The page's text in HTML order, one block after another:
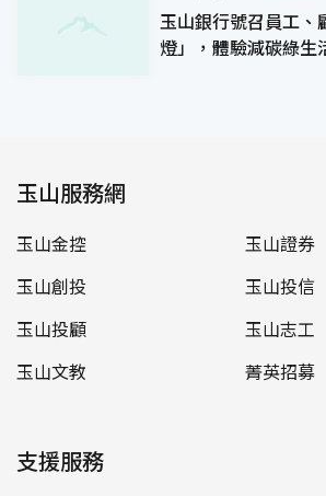
玉山銀行號召員工、
燈」，體驗減碳綠生
玉山服務網
玉山金控
玉山證券
玉山創投
玉山投信
玉山投顧
玉山志工
玉山文教
菁英招募
支援服務